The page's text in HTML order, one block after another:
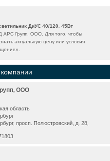
ДиУС 40/120. 45Вт
АРС Групп, ООО. Для того, чтобы
актуальную цену или условия
».
компании
ООО
область
просп. Полюстровский, д. 28,